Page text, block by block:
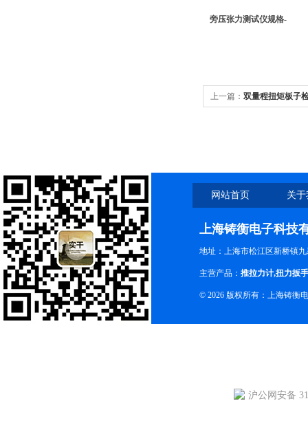
旁压张力测试仪规格-
上一篇： 双量程扭矩板子
网站首页 关
上海铸衡电子科技
地址：上海市松江区新桥镇
主营产品： 推拉力计,扭力扳手
© 2026 版权所有：上海铸衡
沪公网安备